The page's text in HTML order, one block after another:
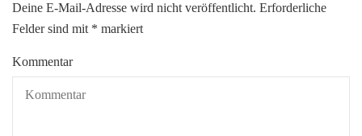
Deine E-Mail-Adresse wird nicht veröffentlicht. Erforderliche
Felder sind mit * markiert
Kommentar